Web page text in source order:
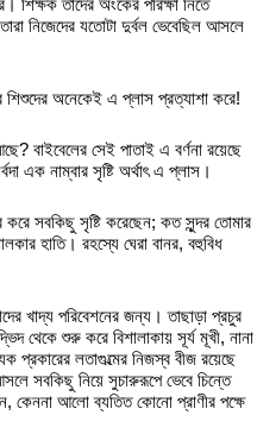
তাদের অংকের পরিক্ষা নিতে
নিজেদের যতোটা দুর্বল ভেবেছিল আসলে
শিশুদের অনেকেই এ প্লাস প্রত্যাশা করে!
বাইবেলের সেই পাতাই এ বর্ণনা রয়েছে
এক নাম্বার সৃষ্টি অর্থাৎ এ প্লাস।
করে সবকিছু সৃষ্টি করেছেন; কত সুন্দর তোমার
হাতি। রহস্যে ঘেরা বানর, বহুবিধ
খাদ্য পরিবেশনের জন্য। তাছাড়া প্রচুর
থেকে শুরু করে বিশালাকায় সূর্য মূখী, নানা
লতাগুল্মের নিজস্ব বীজ রয়েছে
সবকিছু নিয়ে সুচারুরূপে ভেবে চিন্তে
কেননা আলো ব্যতিত কোনো প্রাণীর পক্ষে